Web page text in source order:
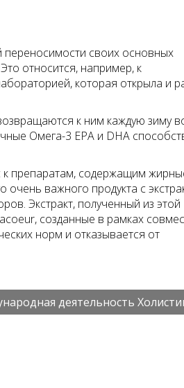
переносимости своих основных
относится, например, к
которая открыла и
к ним каждую зиму
Омега-3 EPA и DHA
к препаратам, содержащим
очень важного продукта с
Экстракт, полученный из этой
созданные в рамках
норм и отказывается от
деятельность